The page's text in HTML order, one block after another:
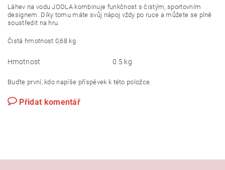
Láhev na vodu JOOLA kombinuje funkčnost s čistým, sportovním
designem. Díky tomu máte svůj nápoj vždy po ruce a můžete se plně
soustředit na hru.
Čistá hmotnost 0,68 kg
Hmotnost 0.5 kg
Buďte první, kdo napíše příspěvek k této položce.
Přidat komentář